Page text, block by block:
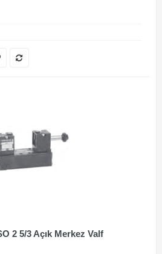
2 5/3 Açık Merkez Valf